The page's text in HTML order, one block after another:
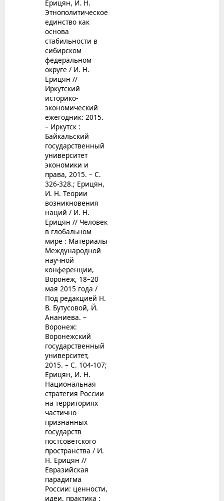
Ерицян, И. Н.
Этнополитическое
единство как
основа
стабильности в
сибирском
федеральном
округе / И. Н.
Ерицян //
Иркутский
историко-
экономический
ежегодник: 2015.
– Иркутск :
Байкальский
государственный
университет
экономики и
права, 2015. – С.
326-328.; Ерицян,
И. Н. Теории
возникновения
наций / И. Н.
Ерицян // Человек
в глобальном
мире : Материалы
Международной
научной
конференции,
Воронеж, 18–20
мая 2015 года /
Под редакцией Н.
В. Бутусовой, Й.
Ананиева. –
Воронеж:
Воронежский
государственный
университет,
2015. – С. 104-107;
Ерицян, И. Н.
Национальная
стратегия России
на территориях
частично
признанных
государств
постсоветского
пространства / И.
Н. Ерицян //
Евразийская
парадигма
России: ценности,
идеи, практика :